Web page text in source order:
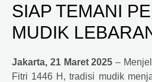
SIAP TEMANI
MUDIK
Jakarta, 21 Maret 2025–
Fitri 1446 H, tradisi mudik